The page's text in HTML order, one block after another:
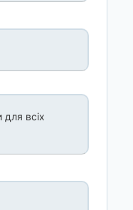
для всіх